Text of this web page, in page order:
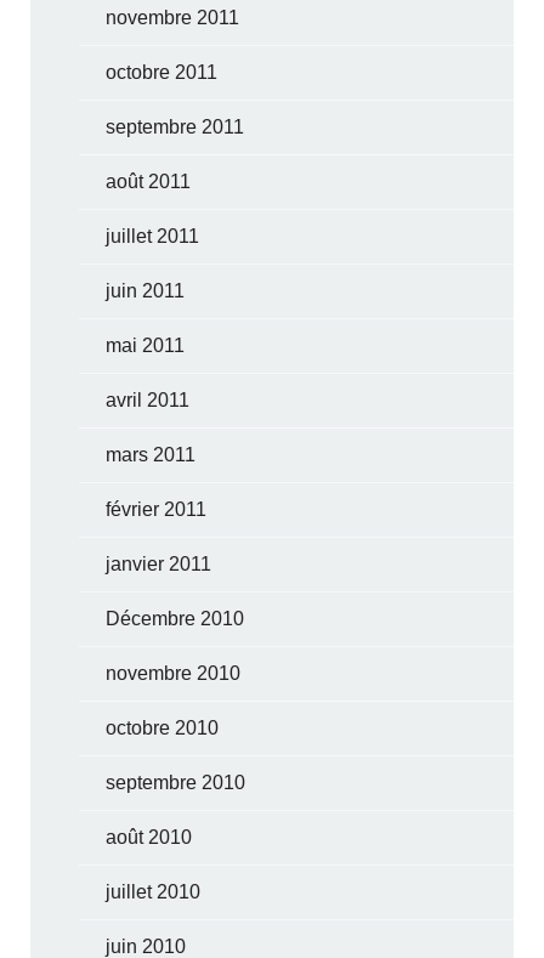
novembre 2011
octobre 2011
septembre 2011
août 2011
juillet 2011
juin 2011
mai 2011
avril 2011
mars 2011
février 2011
janvier 2011
Décembre 2010
novembre 2010
octobre 2010
septembre 2010
août 2010
juillet 2010
juin 2010